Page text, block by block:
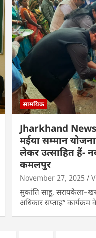
सामयिक
Jharkhand
मईया सम्मान
लेकर उत्साहित हैं-
कमलपुर
November 27, 2025
सुकांति साहू,
अधिकार सप्ताह”